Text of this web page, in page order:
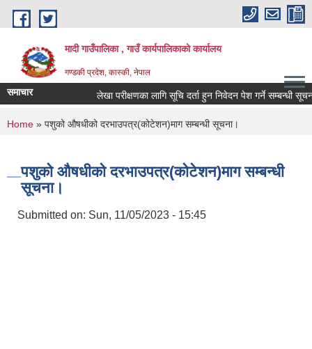
Skip to main content
मादी गाउँपालिका , गाउँ कार्यपालिकाको कार्यालय
गण्डकी प्रदेश, कास्की, नेपाल
समाचार लेखा परीक्षणका लागि सूचि दर्ता हुन निवेदन पेश गर्ने सम्बन्धी सूचना।।।
You are here
Home » पशुको औषधीको दरभाउपत्र(कोटेशन)माग सम्बन्धी सूचना।
पशुको औषधीको दरभाउपत्र(कोटेशन)माग सम्बन्धी
सूचना।
Submitted on: Sun, 11/05/2023 - 15:45